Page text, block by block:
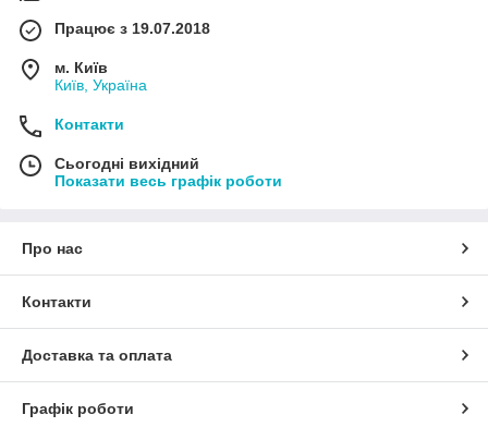
Працює з 19.07.2018
м. Київ
Київ, Україна
Контакти
Сьогодні вихідний
Показати весь графік роботи
Про нас
Контакти
Доставка та оплата
Графік роботи